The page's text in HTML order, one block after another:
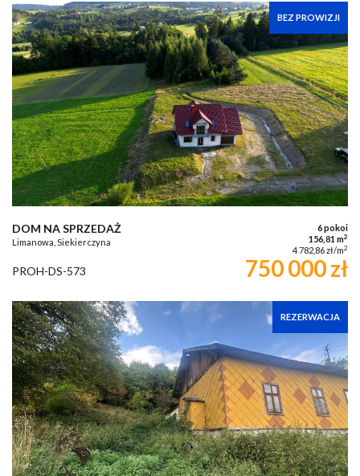
BEZ PROWIZJI
DOM NA SPRZEDAŻ
Limanowa, Siekierczyna
6 pokoi
156,81 m2
4 782,86 zł/m2
PROH-DS-573 750 000 zł
REZERWACJA